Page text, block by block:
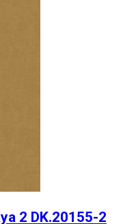
2 DK.20155-2